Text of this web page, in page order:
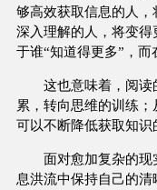
够高效获取信息的人
深入理解的人，将变
于谁“知道得更多”，而
这也意味着，阅读
累，转向思维的训练
可以不断降低获取知识
面对愈加复杂的现
息洪流中保持自己的